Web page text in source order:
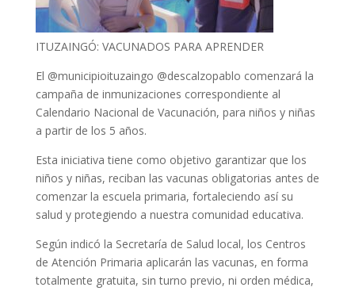
ITUZAINGÓ: VACUNADOS PARA APRENDER
El @municipioituzaingo @descalzopablo comenzará la
campaña de inmunizaciones correspondiente al
Calendario Nacional de Vacunación, para niños y niñas
a partir de los 5 años.
Esta iniciativa tiene como objetivo garantizar que los
niños y niñas, reciban las vacunas obligatorias antes de
comenzar la escuela primaria, fortaleciendo así su
salud y protegiendo a nuestra comunidad educativa.
Según indicó la Secretaría de Salud local, los Centros
de Atención Primaria aplicarán las vacunas, en forma
totalmente gratuita, sin turno previo, ni orden médica,